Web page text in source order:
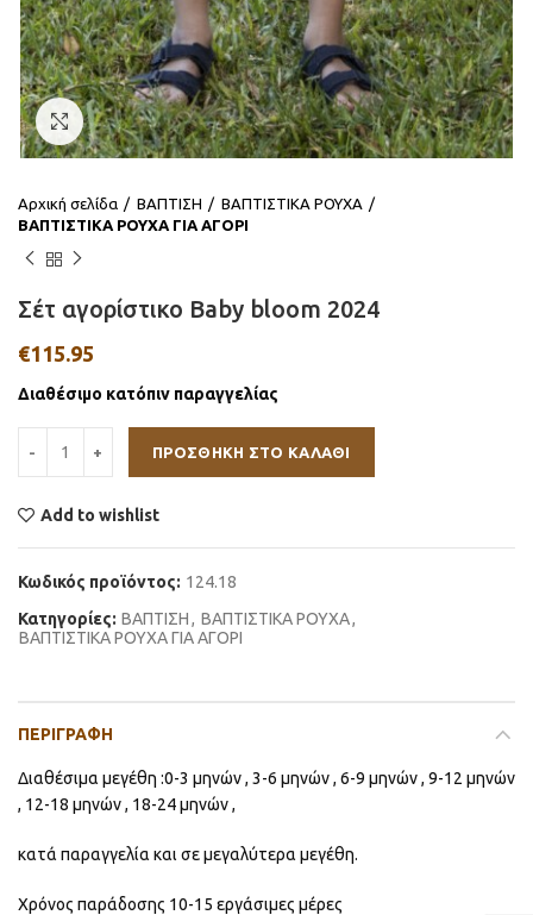
Click to enlarge
Αρχική σελίδα ΒΑΠΤΙΣΗ
ΒΑΠΤΙΣΤΙΚΑ ΡΟΥΧΑ
ΒΑΠΤΙΣΤΙΚΑ ΡΟΥΧΑ ΓΙΑ ΑΓΟΡΙ
Σέτ αγορίστικο Baby bloom 2024
€115.95
Διαθέσιμο κατόπιν παραγγελίας
ΠΡΟΣΘΉΚΗ ΣΤΟ ΚΑΛΆΘΙ
Add to wishlist
Κωδικός προϊόντος: 124.18
Κατηγορίες: ΒΑΠΤΙΣΗ, ΒΑΠΤΙΣΤΙΚΑ ΡΟΥΧΑ,
ΒΑΠΤΙΣΤΙΚΑ ΡΟΥΧΑ ΓΙΑ ΑΓΟΡΙ
ΠΕΡΙΓΡΑΦΉ
Διαθέσιμα μεγέθη :0-3 μηνών , 3-6 μηνών , 6-9 μηνών , 9-12 μηνών
, 12-18 μηνών , 18-24 μηνών ,
κατά παραγγελία και σε μεγαλύτερα μεγέθη.
Χρόνος παράδοσης 10-15 εργάσιμες μέρες